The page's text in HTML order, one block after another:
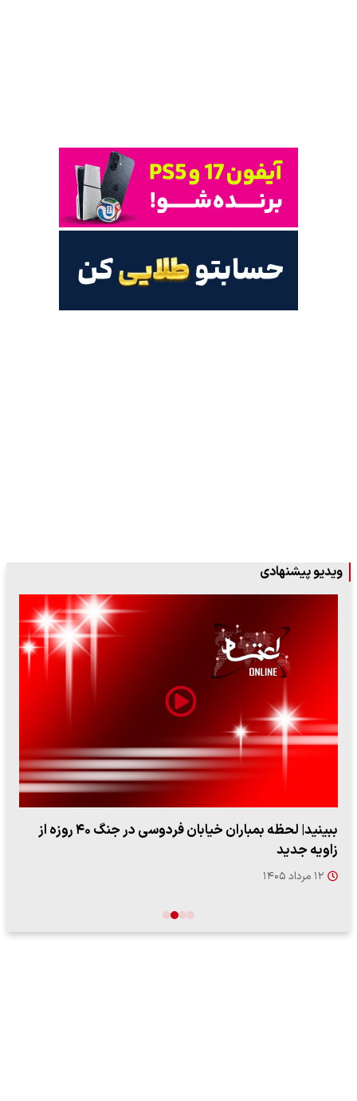
ویدیو پیشنهادی
ببینید| لحظه بمباران خیابان فردوسی در جنگ ۴۰ روزه از
زاویه جدید
۱۲ مرداد ۱۴۰۵